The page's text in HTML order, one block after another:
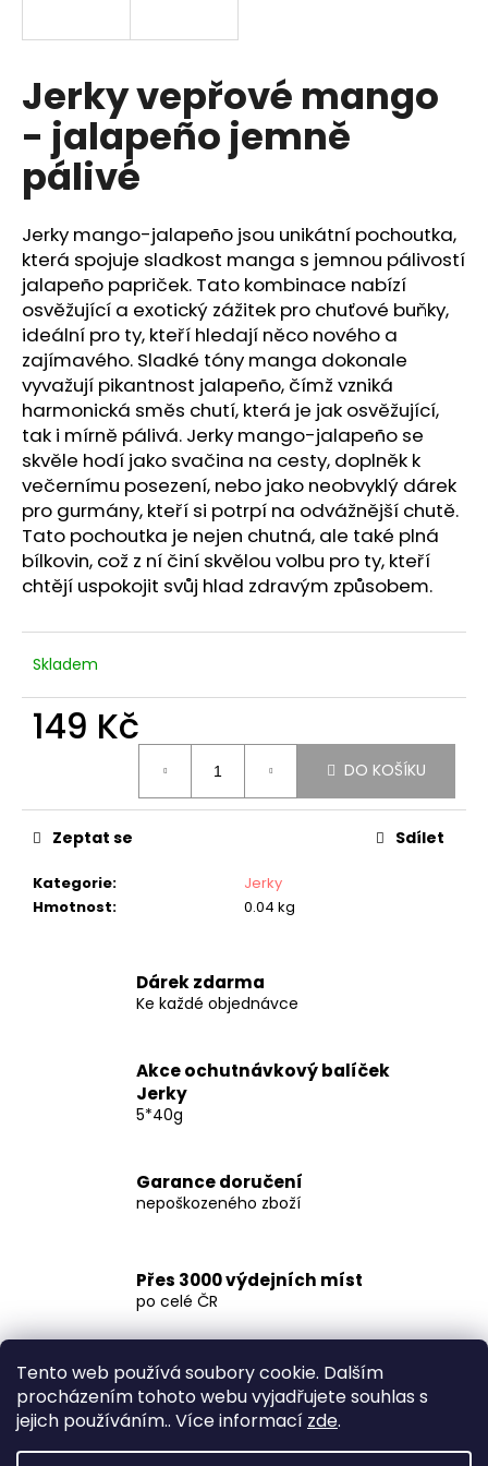
Tento web používá soubory cookie. Dalším
procházením tohoto webu vyjadřujete souhlas s
jejich používáním.. Více informací zde.
Jerky vepřové mango
- jalapeño jemně
pálivé
Jerky mango-jalapeño jsou unikátní pochoutka,
která spojuje sladkost manga s jemnou pálivostí
jalapeño papriček. Tato kombinace nabízí
osvěžující a exotický zážitek pro chuťové buňky,
ideální pro ty, kteří hledají něco nového a
zajímavého. Sladké tóny manga dokonale
vyvažují pikantnost jalapeño, čímž vzniká
harmonická směs chutí, která je jak osvěžující,
tak i mírně pálivá. Jerky mango-jalapeño se
skvěle hodí jako svačina na cesty, doplněk k
večernímu posezení, nebo jako neobvyklý dárek
pro gurmány, kteří si potrpí na odvážnější chutě.
Tato pochoutka je nejen chutná, ale také plná
bílkovin, což z ní činí skvělou volbu pro ty, kteří
chtějí uspokojit svůj hlad zdravým způsobem.
Skladem
149 Kč
DO KOŠÍKU
Kategorie:
Jerky
Hmotnost: 0.04 kg
Zeptat se Sdílet
Dárek zdarma
Ke každé objednávce
Akce ochutnávkový balíček
Jerky
5*40g
Garance doručení
nepoškozeného zboží
Přes 3000 výdejních míst
po celé ČR
Popis Diskuze
Tepelně upravený masný výrobek 40g.
t
?
HLEDAT
D
o
p
o
r
u
č
u
j
e
m
JERKY
VEPŘOVÉ
EXTRÉMNĚ
PÁLIVÉ